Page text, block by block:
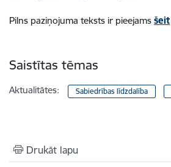
Pilns paziņojuma teksts ir pieejams šeit
Saistītas tēmas
Aktualitātes: Sabiedrības līdzdalība
Drukāt lapu